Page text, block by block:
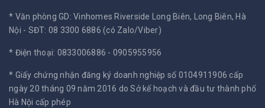
* Văn phòng GD: Vinhomes Riverside Long Biên, Long Biên, Hà
Nội - SĐT: 08 3300 6886 (có Zalo/Viber)
* Điện thoại: 0833006886 - 0905955956
* Giấy chứng nhận đăng ký doanh nghiệp số 0104911906 cấp
ngày 20 tháng 09 năm 2016 do Sở kế hoạch và đầu tư thành phố
Hà Nội cấp phép